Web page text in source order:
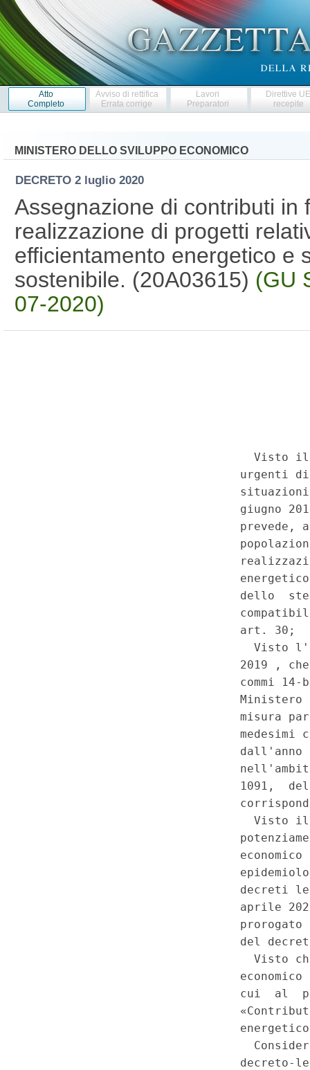
Atto
Completo
Avviso di rettifica
Errata corrige
Lavori
Preparatori
Direttive
recepite
MINISTERO DELLO SVILUPPO ECONOMICO
DECRETO 2 luglio 2020
Assegnazione di contributi in
realizzazione di progetti
efficientamento energetico e
sostenibile. (20A03615) (GU
07-2020)